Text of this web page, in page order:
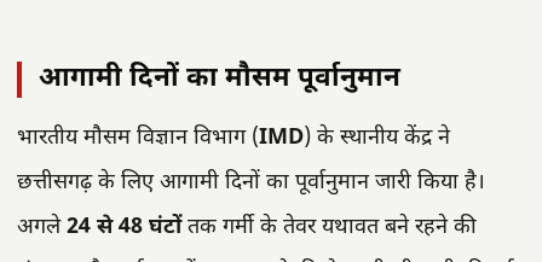
आगामी दिनों का मौसम पूर्वानुमान
भारतीय मौसम विज्ञान विभाग (IMD) के स्थानीय केंद्र ने
छत्तीसगढ़ के लिए आगामी दिनों का पूर्वानुमान जारी किया है।
अगले24 से 48 घंटोंतक गर्मी के तेवर यथावत बने रहने की